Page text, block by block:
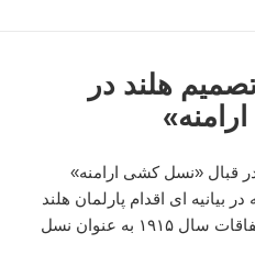
هلند در
قبال «نسل کشی ارامنه»
بیانیه ای اقدام پارلمان هلند
مبنی بر به رسمیت شناختن اتفاقات سال ۱۹۱۵ به عنوان نسل